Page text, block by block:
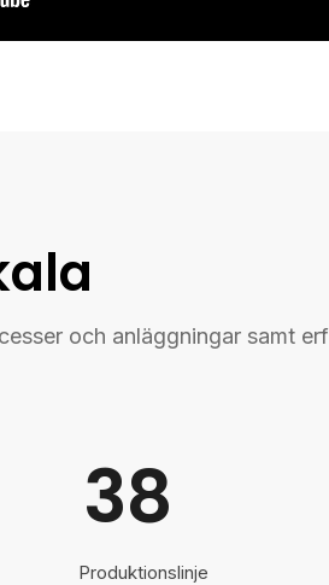
och anläggningar samt
38
Produktionslinje